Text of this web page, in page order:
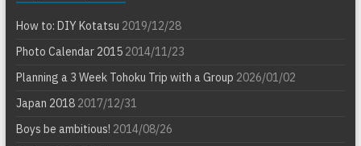
How to: DIY Kotatsu 2019/12/28
Photo Calendar 20152014/11/23
Planning a 3 Week Tohoku Trip with a Group 2026/01/02
Japan 20182017/12/31
Boys be ambitious! 2014/08/26